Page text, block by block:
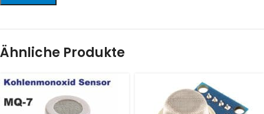
Ähnliche Produkte